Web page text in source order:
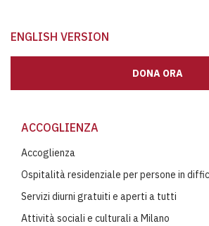
ENGLISH VERSION
DONA ORA
ACCOGLIENZA
Accoglienza
Ospitalità residenziale per persone in
Servizi diurni gratuiti e aperti a tutti
Attività sociali e culturali a Milano